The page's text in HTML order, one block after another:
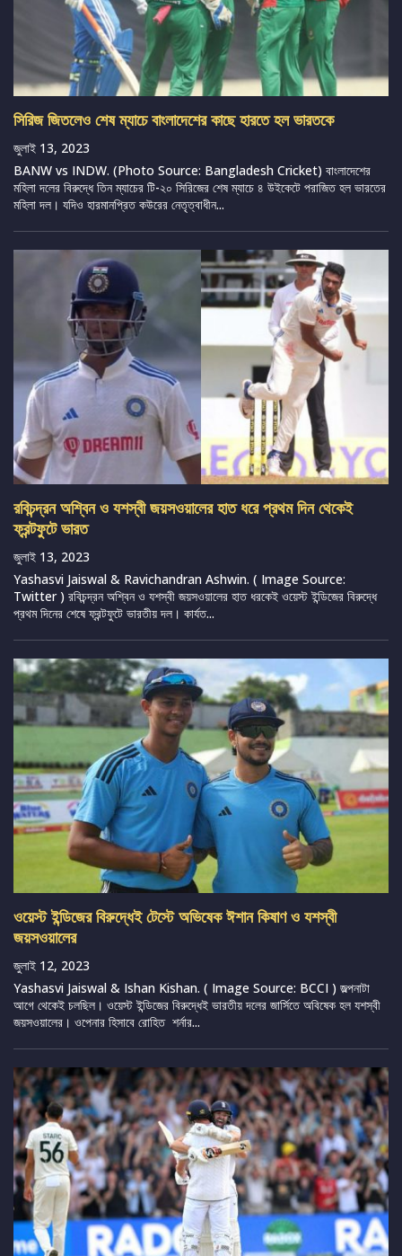
সিরিজ জিতলেও শেষ ম্যাচে বাংলাদেশের কাছে হারতে হল ভারতকে
জুলাই 13, 2023
BANW vs INDW. (Photo Source: Bangladesh Cricket) বাংলাদেশের
মহিলা দলের বিরুদ্ধে তিন ম্যাচের টি-২০ সিরিজের শেষ ম্যাচে ৪ উইকেটে পরাজিত হল ভারতের
মহিলা দল। যদিও হারমানপ্রিত কউরের নেতৃত্বাধীন...
রবিচন্দ্রন অশ্বিন ও যশস্বী জয়সওয়ালের হাত ধরে প্রথম দিন থেকেই
ফ্রন্টফুটে ভারত
জুলাই 13, 2023
Yashasvi Jaiswal & Ravichandran Ashwin. ( Image Source:
Twitter ) রবিচন্দ্রন অশ্বিন ও যশস্বী জয়সওয়ালের হাত ধরকেই ওয়েস্ট ইন্ডিজের বিরুদ্ধে
প্রথম দিনের শেষে ফ্রন্টফুটে ভারতীয় দল। কার্যত...
ওয়েস্ট ইন্ডিজের বিরুদ্ধেই টেস্টে অভিষেক ঈশান কিষাণ ও যশস্বী
জয়সওয়ালের
জুলাই 12, 2023
Yashasvi Jaiswal & Ishan Kishan. ( Image Source: BCCI ) জল্পনাটা
আগে থেকেই চলছিল। ওয়েস্ট ইন্ডিজের বিরুদ্ধেই ভারতীয় দলের জার্সিতে অবিষেক হল যশস্বী
জয়সওয়ালের। ওপেনার হিসাবে রোহিত শর্নার...